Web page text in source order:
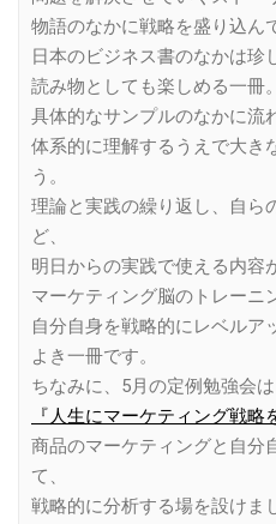
物語のなかに戦略を盛り込ん
日本のビジネス書のなかは珍
読み物としても楽しめる一冊。
具体的なサンプルのなかに流
体系的に理解するうえで大き
う。
理論と実践の繰り返し、自ら
ど、
明日からの実践で使える内容
マーケティング脳のトレーニ
自分自身を戦略的にレベルア
よき一冊です。
ちなみに、5月の定例勉強会は
『人生にマーケティング戦略
商品のマーケティングと自分
て、
戦略的に分析する場を設けま